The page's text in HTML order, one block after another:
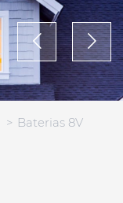
Baterias 8V